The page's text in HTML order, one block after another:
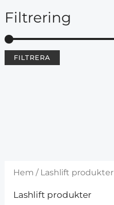
Filtrering
FILTRERA
Hem / Lashlift produkter
Lashlift produkter